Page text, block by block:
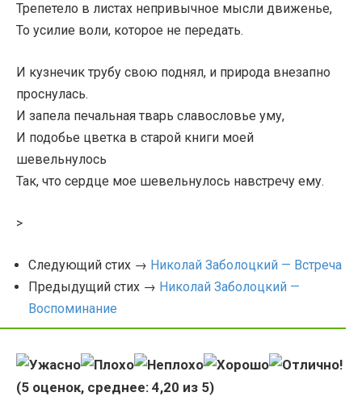
Трепетело в листах непривычное мысли движенье,
То усилие воли, которое не передать.
И кузнечик трубу свою поднял, и природа внезапно
проснулась.
И запела печальная тварь славословье уму,
И подобье цветка в старой книги моей
шевельнулось
Так, что сердце мое шевельнулось навстречу ему.
>
Следующий стих → Николай Заболоцкий — Встреча
Предыдущий стих → Николай Заболоцкий —
Воспоминание
(5 оценок, среднее: 4,20 из 5)